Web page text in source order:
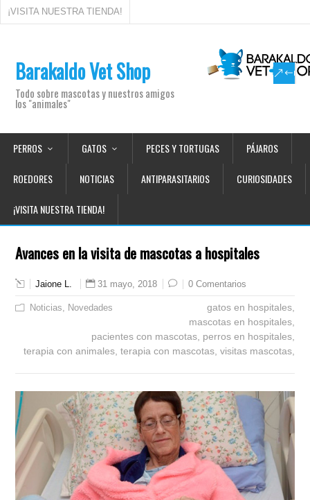
¡VISITA NUESTRA TIENDA!
Barakaldo Vet Shop
Todo sobre mascotas y nuestros amigos
los "animales"
PERROS GATOS PECES Y TORTUGAS PÁJAROS
ROEDORES NOTICIAS ANTIPARASITARIOS CURIOSIDADES
¡VISITA NUESTRA TIENDA!
Avances en la visita de mascotas a hospitales
Jaione L. 31 mayo, 2018 0 Comentarios
Noticias Novedades
gatos en hospitales,
mascotas en hospitales,
pacientes con mascotas, perros en hospitales,
terapia con animales, terapia con mascotas, visitas mascotas,